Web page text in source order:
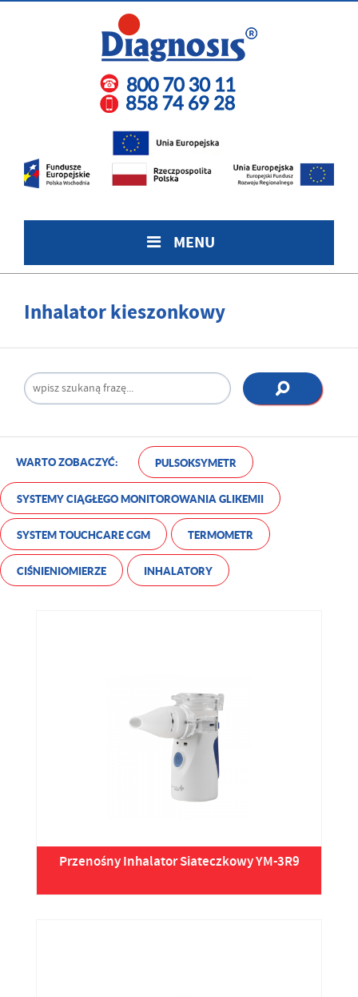
MENU
Inhalator kieszonkowy
WARTO ZOBACZYĆ: PULSOKSYMETR
SYSTEMY CIĄGŁEGO MONITOROWANIA GLIKEMII
SYSTEM TOUCHCARE CGM TERMOMETR
CIŚNIENIOMIERZE INHALATORY
Przenośny Inhalator Siateczkowy YM-3R9